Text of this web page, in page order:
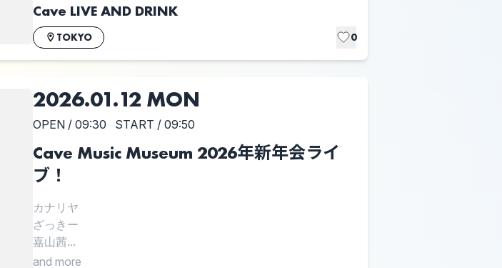
Cave LIVE AND DRINK
TOKYO 0
2026.01.12 MON
OPEN / 09:30 START / 09:50
Cave Music Museum 2026年新年会ライ
ブ！
カナリヤ
ざっきー
嘉山茜...
and more